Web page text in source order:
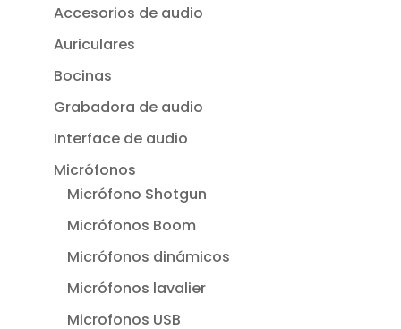
Accesorios de audio
Auriculares
Bocinas
Grabadora de audio
Interface de audio
Micrófonos
Micrófono Shotgun
Micrófonos Boom
Micrófonos dinámicos
Micrófonos lavalier
Microfonos USB